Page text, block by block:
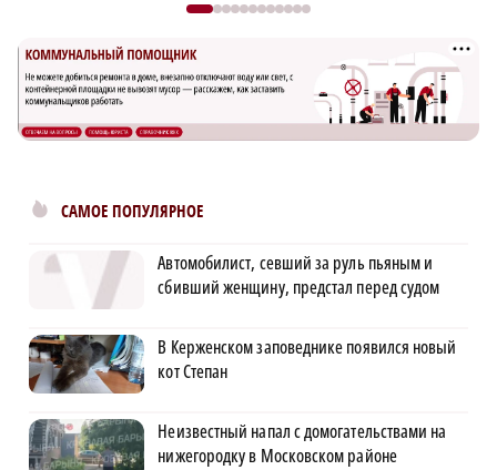
САМОЕ ПОПУЛЯРНОЕ
Автомобилист, севший за руль пьяным и
сбивший женщину, предстал перед судом
В Керженском заповеднике появился новый
кот Степан
Неизвестный напал с домогательствами на
нижегородку в Московском районе